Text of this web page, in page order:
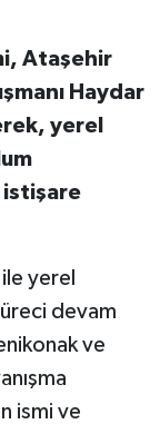
Ataşehir
Haydar
yerel
istişare
yerel
devam
ve
ismi ve